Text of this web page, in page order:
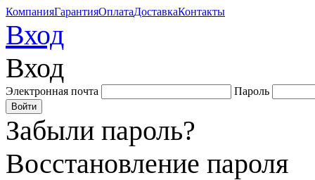
КомпанияГарантияОплатаДоставкаКонтакты
Вход
Вход
Электронная почта Пароль
Забыли пароль?
Восстановление пароля